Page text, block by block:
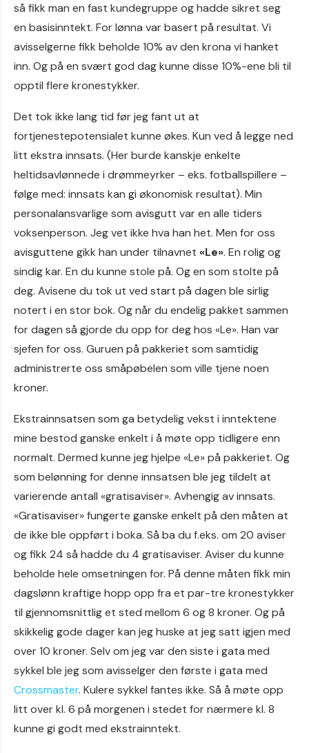
så fikk man en fast kundegruppe og hadde sikret seg
en basisinntekt. For lønna var basert på resultat. Vi
avisselgerne fikk beholde 10% av den krona vi hanket
inn. Og på en svært god dag kunne disse 10%-ene bli til
opptil flere kronestykker.
Det tok ikke lang tid før jeg fant ut at
fortjenestepotensialet kunne økes. Kun ved å legge ned
litt ekstra innsats. (Her burde kanskje enkelte
heltidsavlønnede i drømmeyrker – eks. fotballspillere –
følge med: innsats kan gi økonomisk resultat). Min
personalansvarlige som avisgutt var en alle tiders
voksenperson. Jeg vet ikke hva han het. Men for oss
avisguttene gikk han under tilnavnet «Le». En rolig og
sindig kar. En du kunne stole på. Og en som stolte på
deg. Avisene du tok ut ved start på dagen ble sirlig
notert i en stor bok. Og når du endelig pakket sammen
for dagen så gjorde du opp for deg hos «Le». Han var
sjefen for oss. Guruen på pakkeriet som samtidig
administrerte oss småpøbelen som ville tjene noen
kroner.
Ekstrainnsatsen som ga betydelig vekst i inntektene
mine bestod ganske enkelt i å møte opp tidligere enn
normalt. Dermed kunne jeg hjelpe «Le» på pakkeriet. Og
som belønning for denne innsatsen ble jeg tildelt at
varierende antall «gratisaviser». Avhengig av innsats.
«Gratisaviser» fungerte ganske enkelt på den måten at
de ikke ble oppført i boka. Så ba du f.eks. om 20 aviser
og fikk 24 så hadde du 4 gratisaviser. Aviser du kunne
beholde hele omsetningen for. På denne måten fikk min
dagslønn kraftige hopp opp fra et par-tre kronestykker
til gjennomsnittlig et sted mellom 6 og 8 kroner. Og på
skikkelig gode dager kan jeg huske at jeg satt igjen med
over 10 kroner. Selv om jeg var den siste i gata med
sykkel ble jeg som avisselger den første i gata med
Crossmaster. Kulere sykkel fantes ikke. Så å møte opp
litt over kl. 6 på morgenen i stedet for nærmere kl. 8
kunne gi godt med ekstrainntekt.